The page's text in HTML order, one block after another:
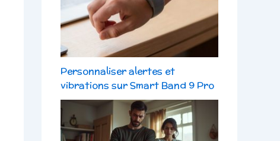
Personnaliser alertes et
vibrations sur Smart Band 9 Pro